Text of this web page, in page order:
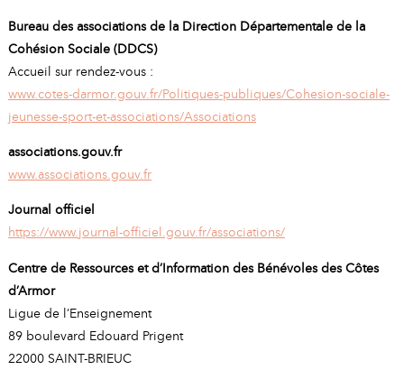
Bureau des associations de la Direction Départementale de la
Cohésion Sociale (DDCS)
Accueil sur rendez-vous :
www.cotes-darmor.gouv.fr/Politiques-publiques/Cohesion-sociale-
jeunesse-sport-et-associations/Associations
associations.gouv.fr
www.associations.gouv.fr
Journal officiel
https://www.journal-officiel.gouv.fr/associations/
Centre de Ressources et d’Information des Bénévoles des Côtes
d’Armor
Ligue de l’Enseignement
89 boulevard Edouard Prigent
22000 SAINT-BRIEUC